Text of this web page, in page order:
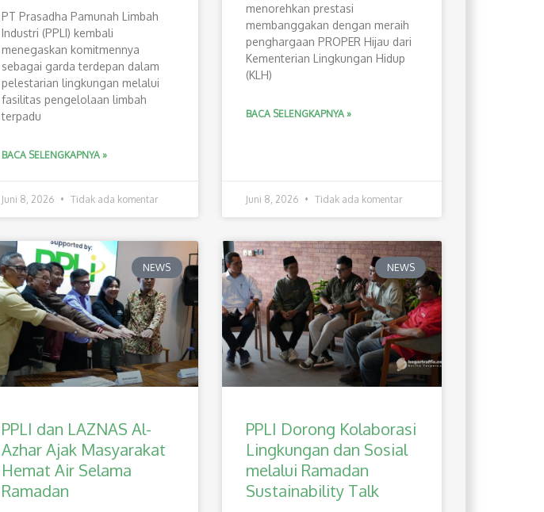
PT Prasadha Pamunah Limbah
Industri (PPLI) kembali
menegaskan komitmennya
sebagai garda terdepan dalam
pelestarian lingkungan melalui
fasilitas pengelolaan limbah
terpadu
BACA SELENGKAPNYA »
Juni 8, 2026 Tidak ada komentar
menorehkan prestasi
membanggakan dengan meraih
penghargaan PROPER Hijau dari
Kementerian Lingkungan Hidup
(KLH)
BACA SELENGKAPNYA »
Juni 8, 2026 Tidak ada komentar
NEWS
PPLI dan LAZNAS Al-
Azhar Ajak Masyarakat
Hemat Air Selama
Ramadan
NEWS
PPLI Dorong Kolaborasi
Lingkungan dan Sosial
melalui Ramadan
Sustainability Talk